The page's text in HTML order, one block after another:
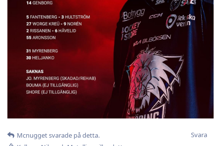
Svara
Mcnuggetsvarade på detta.